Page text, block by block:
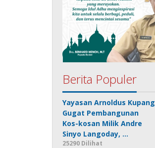
Berita Populer
Yayasan Arnoldus Kupang
Gugat Pembangunan
Kos-kosan Milik Andre
Sinyo Langoday, …
25290 Dilihat